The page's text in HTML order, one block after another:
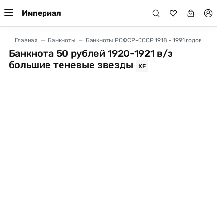
Империал
Главная Банкноты Банкноты РСФСР-СССР 1918 - 1991 годов
Банкнота 50 рублей 1920-1921 в/з
большие теневые звезды
XF